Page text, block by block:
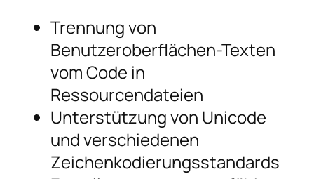
Trennung von
Benutzeroberflächen-Texten
vom Code in
Ressourcendateien
Unterstützung von Unicode
und verschiedenen
Zeichenkodierungsstandards